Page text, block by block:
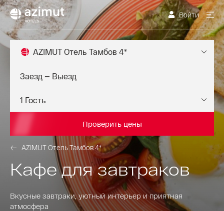
Войти
AZIMUT Отель Тамбов 4*
Проверить цены
AZIMUT Отель Тамбов 4*
Кафе для завтраков
Вкусные завтраки, уютный интерьер и приятная
атмосфера